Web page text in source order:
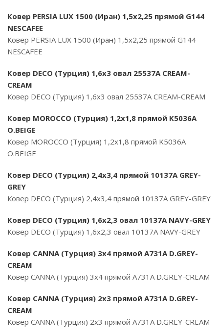
Ковер PERSIA LUX 1500 (Иран) 1,5х2,25 прямой G144
NESCAFEE
Ковер PERSIA LUX 1500 (Иран) 1,5х2,25 прямой G144
NESCAFEE
Ковер DECO (Турция) 1,6х3 овал 25537A CREAM-
CREAM
Ковер DECO (Турция) 1,6х3 овал 25537A CREAM-CREAM
Ковер MOROCCO (Турция) 1,2х1,8 прямой K5036A
O.BEIGE
Ковер MOROCCO (Турция) 1,2х1,8 прямой K5036A
O.BEIGE
Ковер DECO (Турция) 2,4х3,4 прямой 10137A GREY-
GREY
Ковер DECO (Турция) 2,4х3,4 прямой 10137A GREY-GREY
Ковер DECO (Турция) 1,6х2,3 овал 10137A NAVY-GREY
Ковер DECO (Турция) 1,6х2,3 овал 10137A NAVY-GREY
Ковер CANNA (Турция) 3х4 прямой A731A D.GREY-
CREAM
Ковер CANNA (Турция) 3х4 прямой A731A D.GREY-CREAM
Ковер CANNA (Турция) 2х3 прямой A731A D.GREY-
CREAM
Ковер CANNA (Турция) 2х3 прямой A731A D.GREY-CREAM